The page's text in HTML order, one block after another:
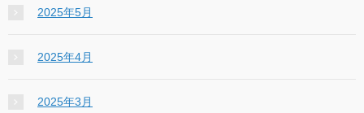
2025年5月
2025年4月
2025年3月